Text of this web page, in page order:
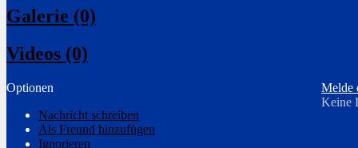
Galerie (0)
Videos (0)
Optionen
Nachricht schreiben
Als Freund hinzufügen
Ignorieren
Melde
Keine